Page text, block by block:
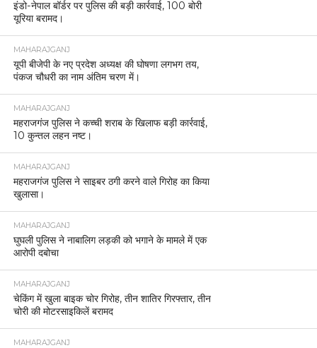
इंडो-नेपाल बॉर्डर पर पुलिस की बड़ी कार्रवाई, 100 बोरी
यूरिया बरामद।
MAHARAJGANJ
यूपी बीजेपी के नए प्रदेश अध्यक्ष की घोषणा लगभग तय,
पंकज चौधरी का नाम अंतिम चरण में।
MAHARAJGANJ
महराजगंज पुलिस ने कच्ची शराब के खिलाफ बड़ी कार्रवाई,
10 कुन्तल लहन नष्ट।
MAHARAJGANJ
महराजगंज पुलिस ने साइबर ठगी करने वाले गिरोह का किया
खुलासा।
MAHARAJGANJ
घुघली पुलिस ने नाबालिग लड़की को भगाने के मामले में एक
आरोपी दबोचा
MAHARAJGANJ
चेकिंग में खुला बाइक चोर गिरोह, तीन शातिर गिरफ्तार, तीन
चोरी की मोटरसाइकिलें बरामद
MAHARAJGANJ